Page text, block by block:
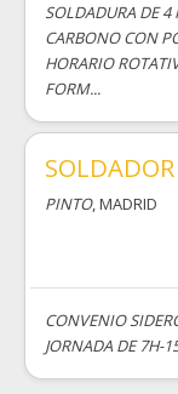
SOLDADURA DE 4
CARBONO CON
HORARIO
FORM...
SOLDADOR
PINTO, MADRID
CONVENIO
JORNADA DE 7H-